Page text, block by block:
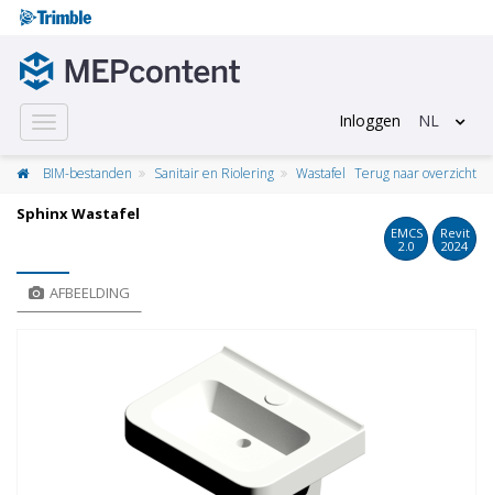
Toggle
navigation
Inloggen NL
BIM-bestanden Sanitair en Riolering Wastafel Terug naar overzicht
Sphinx Wastafel
EMCS
2.0
Revit
2024
AFBEELDING